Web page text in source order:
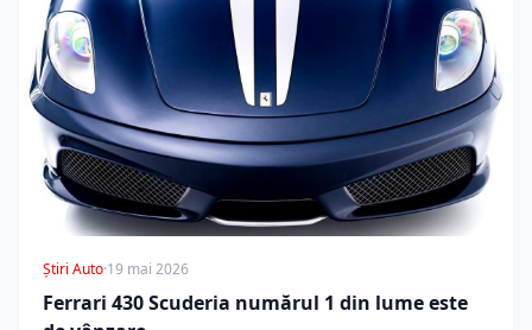
Știri Auto·19 mai 2026
Ferrari 430 Scuderia numărul 1 din lume este